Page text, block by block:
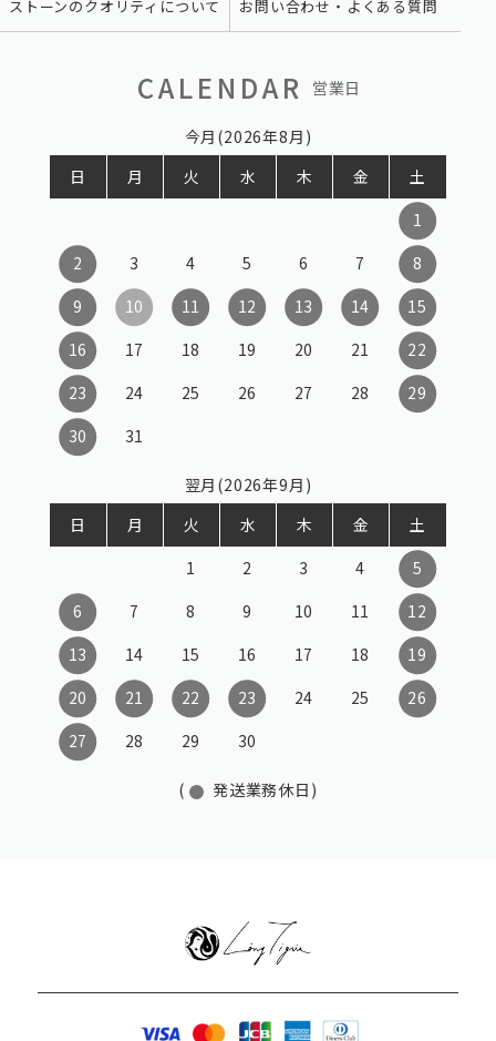
ストーンのクオリティについて お問い合わせ・よくある質問
CALENDAR 営業日
今月(2026年8月)
日
月 火 水 木 金
土
1
2
3 4 5 6 7
8
9
10 11 12 13 14
15
16
17 18 19 20 21
22
23
24 25 26 27 28
29
30
31
翌月(2026年9月)
日
月 火 水 木 金
土
1
2 3 4
5
6
7 8 9 10 11
12
13
14 15 16 17 18
19
20
21 22 23 24 25
26
27
28 29 30
( 発送業務休日)